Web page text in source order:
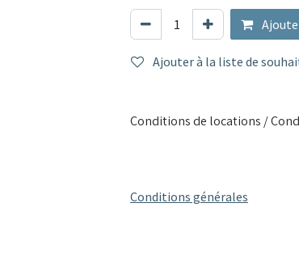
soignée
Conçu pour les
l’outil idéal pour un entretien
Ajouter à la liste de
Conditions de locations /
Conditions générales